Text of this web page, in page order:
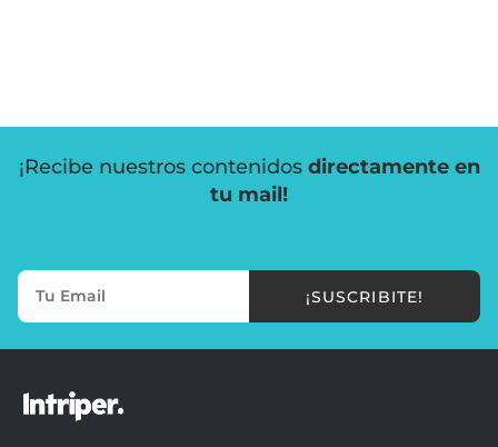
¡Recibe nuestros contenidos directamente en
tu mail!
¡SUSCRIBITE!